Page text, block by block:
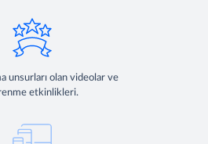
unsurları olan videolar ve
etkinlikleri.